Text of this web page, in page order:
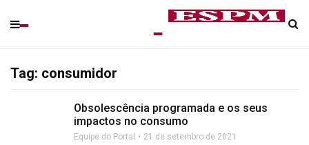
Tag: consumidor
Obsolescência programada e os seus
impactos no consumo
Equipe do Portal 21 de setembro de 2021